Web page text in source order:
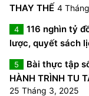
THAY THẾ 4
4
116 nghìn tỷ
lược, quyết sách
5
Bài thực tập số
HÀNH TRÌNH TU
25 Tháng 3, 2025